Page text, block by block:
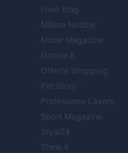
Food Blog
Milano Notizie
Motor Magazine
Notizie.it
Offerte Shopping
Pet Story
Professione Lavoro
Sport Magazine
Style24
Think.it